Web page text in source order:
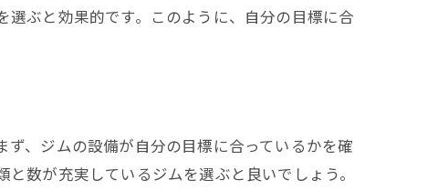
ぶと効果的です。このように、自分の目標に合
、ジムの設備が自分の目標に合っているかを確
数が充実しているジムを選ぶと良いでしょう。